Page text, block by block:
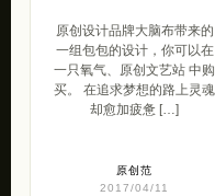
原创设计品牌大脑布带来的
一组包包的设计，你可以在
一只氧气、原创文艺站 中购
买。 在追求梦想的路上灵魂
却愈加疲惫 […]
原创范
2017/04/11